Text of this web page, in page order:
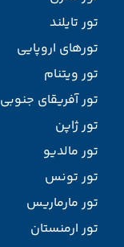
تور تایلند
تورهای اروپایی
تور ویتنام
تور آفریقای جنوبی
تور ژاپن
تور مالدیو
تور تونس
تور مارماریس
تور ارمنستان